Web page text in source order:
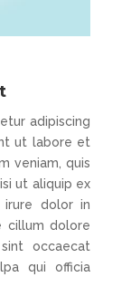
adipiscing
ut labore et
veniam, quis
ut aliquip ex
irure dolor in
cillum dolore
occaecat
qui officia